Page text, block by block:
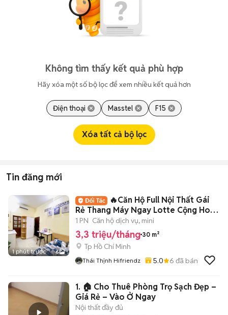
Không tìm thấy kết quả phù hợp
Hãy xóa một số bộ lọc để xem nhiều kết quả hơn
Điện thoại Masstel F15
Xóa tất cả bộ lọc
Tin đăng mới
1 phút trước 6
🔥Căn Hộ Full Nội Thất Gái
Rẻ Thang Máy Ngay Lotte Cộng Hoà
Khu K300
1 PN Căn hộ dịch vụ, mini
3,3 triệu/tháng 30 m²
Tp Hồ Chí Minh
Thái Thịnh Hifriendz 5.0 6 đã bán
1. 🏠 Cho Thuê Phòng Trọ Sạch Đẹp –
Giá Rẻ – Vào Ở Ngay
Nội thất đầy đủ